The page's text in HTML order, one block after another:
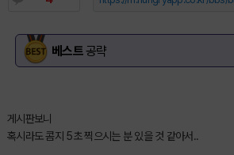
베스트공략
게시판보니
혹시라도 콤지 5초 찍으시는 분 있을 것 같아서..